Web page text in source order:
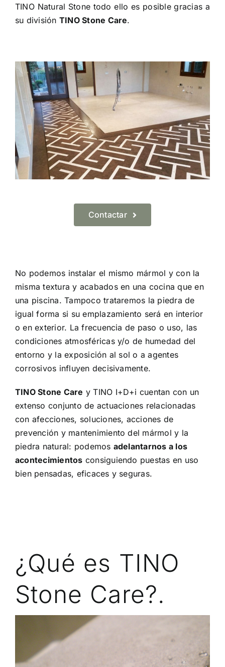
TINO Natural Stone todo ello es posible gracias a
su división TINO Stone Care.
Contactar
No podemos instalar el mismo mármol y con la
misma textura y acabados en una cocina que en
una piscina. Tampoco trataremos la piedra de
igual forma si su emplazamiento será en interior
o en exterior. La frecuencia de paso o uso, las
condiciones atmosféricas y/o de humedad del
entorno y la exposición al sol o a agentes
corrosivos influyen decisivamente.
TINO Stone Care y TINO I+D+i cuentan con un
extenso conjunto de actuaciones relacionadas
con afecciones, soluciones, acciones de
prevención y mantenimiento del mármol y la
piedra natural: podemos adelantarnos a los
acontecimientos consiguiendo puestas en uso
bien pensadas, eficaces y seguras.
¿Qué es TINO
Stone Care?.